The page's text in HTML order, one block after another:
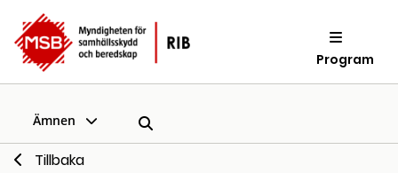
Program
Ämnen
Tillbaka